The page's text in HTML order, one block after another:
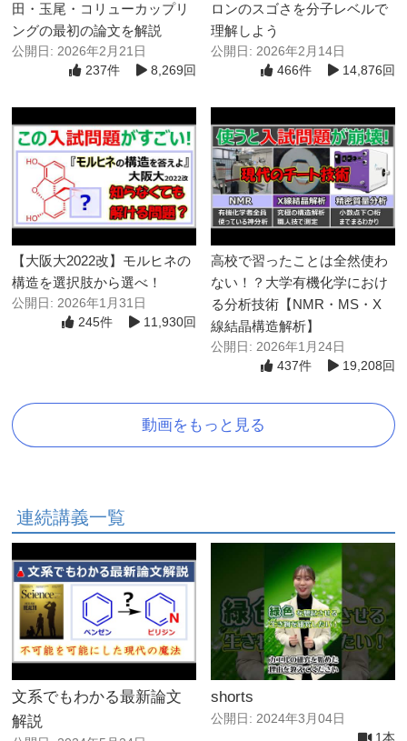
田・玉尾・コリューカップリ
ングの最初の論文を解説
公開日: 2026年2月21日
8,269回
237件
ロンのスゴさを分子レベルで
理解しよう
公開日: 2026年2月14日
14,876回
466件
【大阪大2022改】モルヒネの
構造を選択肢から選べ！
公開日: 2026年1月31日
11,930回
245件
高校で習ったことは全然使わ
ない！？大学有機化学におけ
る分析技術【NMR・MS・X
線結晶構造解析】
公開日: 2026年1月24日
19,208回
437件
動画をもっと見る
連続講義一覧
文系でもわかる最新論文
解説
shorts
公開日: 2024年3月04日
1本